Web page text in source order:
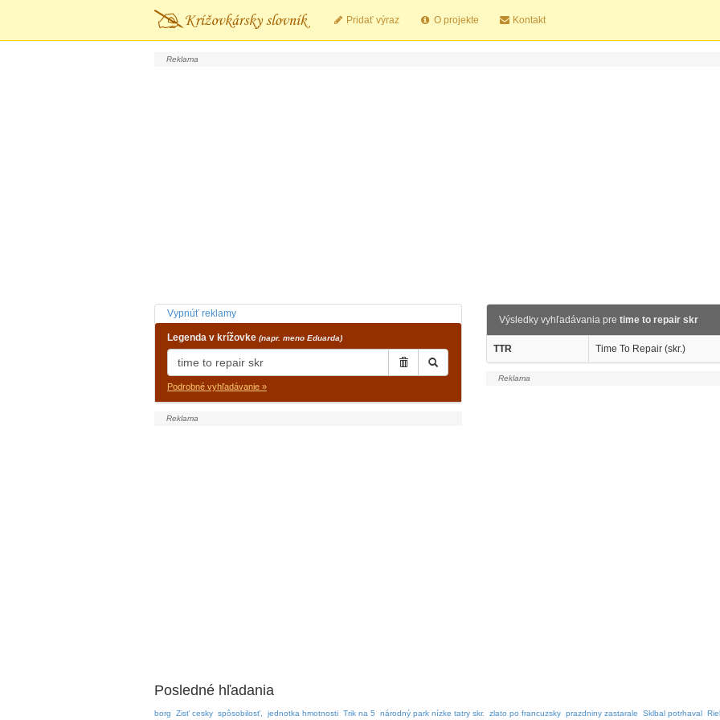
Pridať výraz O projekte Kontakt
Vypnúť reklamy
Legenda v krížovke (napr. meno Eduarda)
Podrobné vyhľadávanie »
Výsledky vyhľadávania pre time to repair skr
TTR Time To Repair (skr.)
Posledné hľadania
borg Zisť cesky spôsobilosť, jednotka hmotnosti Trik na 5 národný park nízke tatry skr. zlato po francuzsky prazdniny zastarale Sklbal potrhaval